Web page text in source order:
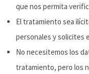
que nos permita
El tratamiento sea
personales y solicites
No necesitemos los
tratamiento, pero los